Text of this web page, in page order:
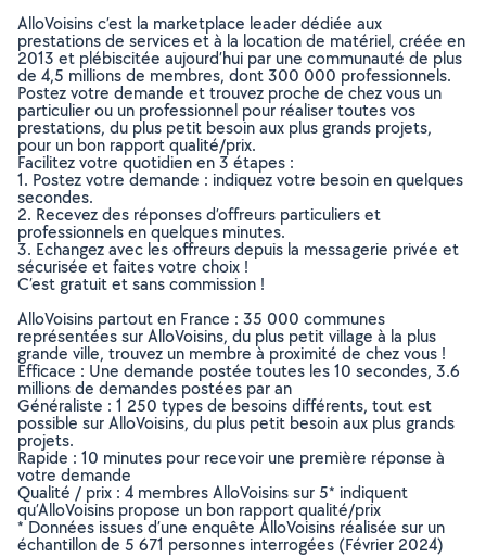
AlloVoisins c’est la marketplace leader dédiée aux
prestations de services et à la location de matériel, créée en
2013 et plébiscitée aujourd’hui par une communauté de plus
de 4,5 millions de membres, dont 300 000 professionnels.
Postez votre demande et trouvez proche de chez vous un
particulier ou un professionnel pour réaliser toutes vos
prestations, du plus petit besoin aux plus grands projets,
pour un bon rapport qualité/prix.
Facilitez votre quotidien en 3 étapes :
1. Postez votre demande : indiquez votre besoin en quelques
secondes.
2. Recevez des réponses d’offreurs particuliers et
professionnels en quelques minutes.
3. Echangez avec les offreurs depuis la messagerie privée et
sécurisée et faites votre choix !
C’est gratuit et sans commission !
AlloVoisins partout en France : 35 000 communes
représentées sur AlloVoisins, du plus petit village à la plus
grande ville, trouvez un membre à proximité de chez vous !
Efficace : Une demande postée toutes les 10 secondes, 3.6
millions de demandes postées par an
Généraliste : 1 250 types de besoins différents, tout est
possible sur AlloVoisins, du plus petit besoin aux plus grands
projets.
Rapide : 10 minutes pour recevoir une première réponse à
votre demande
Qualité / prix : 4 membres AlloVoisins sur 5* indiquent
qu’AlloVoisins propose un bon rapport qualité/prix
* Données issues d’une enquête AlloVoisins réalisée sur un
échantillon de 5 671 personnes interrogées (Février 2024)